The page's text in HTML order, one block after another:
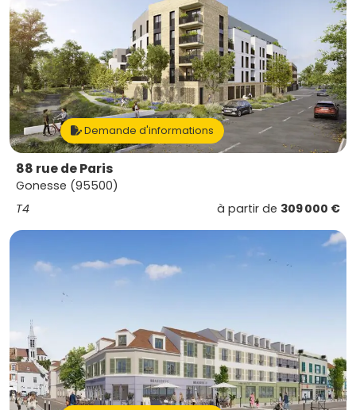
Demande d'informations
88 rue de Paris
Gonesse (95500)
T4
à partir de 309 000 €